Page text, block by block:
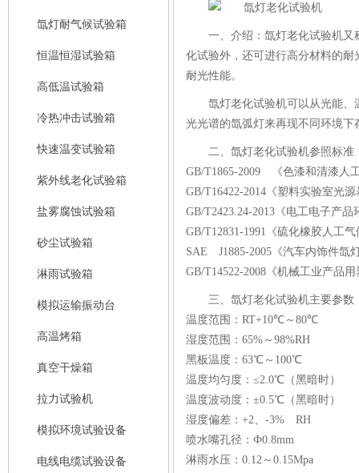
氙灯耐气候试验箱
恒温恒湿试验箱
高低温试验箱
冷热冲击试验箱
快速温变试验箱
紫外线老化试验箱
盐雾腐蚀试验箱
砂尘试验箱
淋雨试验箱
模拟运输振动台
高温烤箱
真空干燥箱
拉力试验机
模拟环境试验设备
电线电缆试验设备
一、介绍： 氙灯老化试验机又
化试验外，还可进行高分材料的
耐光性能。
氙灯老化试验机可以从光能
光光谱的氙弧灯来再现不同环境下
二、氙灯老化试验机参照标准
GB/T1865-2009 《色漆和清漆人
GB/T16422-2014《塑料实验室光
GB/T2423.24-2013《电工电子产
GB/T12831-1991《硫化橡胶人工
SAE J1885-2005《汽车内饰件氙
GB/T14522-2008《机械工业产品
三、氙灯老化试验机主要参数
温度范围：RT+10℃～80℃
湿度范围：65%～98%RH
黑板温度：63℃～100℃
温度均匀度：≤2.0℃（黑暗时）
温度波动度：±0.5℃（黑暗时）
湿度偏差：+2、-3% RH
喷水嘴孔径：Ф0.8mm
淋雨水压：0.12～0.15Mpa